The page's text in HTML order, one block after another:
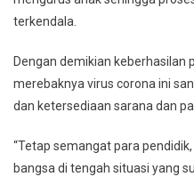
terkendala.
Dengan demikian keberhasilan
merebaknya virus corona ini
dan ketersediaan sarana dan
“Tetap semangat para
bangsa di tengah situasi yang